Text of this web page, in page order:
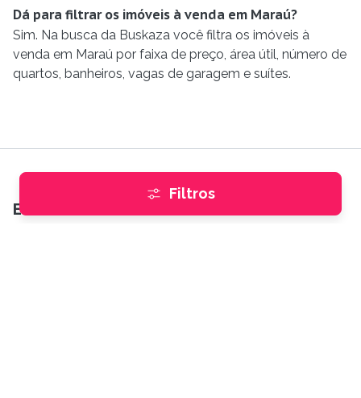
Filtros
Dá para filtrar os imóveis à venda em Maraú?
Sim. Na busca da Buskaza você filtra os imóveis à
venda em Maraú por faixa de preço, área útil, número de
quartos, banheiros, vagas de garagem e suítes.
Encontre imóveis